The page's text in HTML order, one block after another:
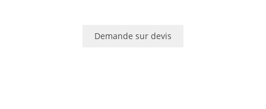
Demande sur devis